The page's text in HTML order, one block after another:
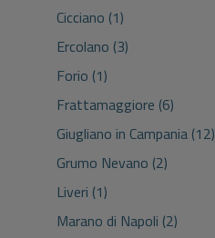
Cicciano (1)
Ercolano (3)
Forio (1)
Frattamaggiore (6)
Giugliano in Campania (12)
Grumo Nevano (2)
Liveri (1)
Marano di Napoli (2)